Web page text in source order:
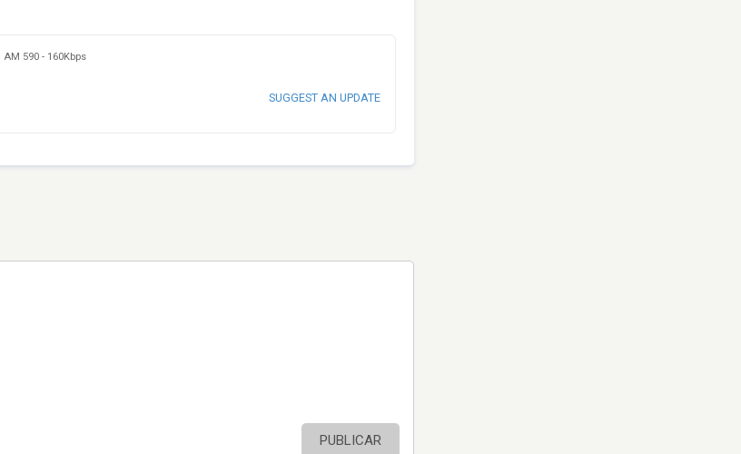
AM 590 - 160Kbps
SUGGEST AN UPDATE
PUBLICAR